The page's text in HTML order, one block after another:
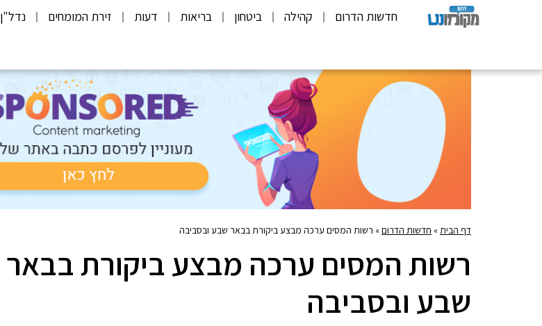
חדשות הדרום קהילה ביטחון בריאות דעות זירת המומחים נדל"ן
דף הבית » חדשות הדרום» רשות המסים ערכה מבצע ביקורת בבאר שבע ובסביבה
רשות המסים ערכה מבצע ביקורת בבאר
שבע ובסביבה